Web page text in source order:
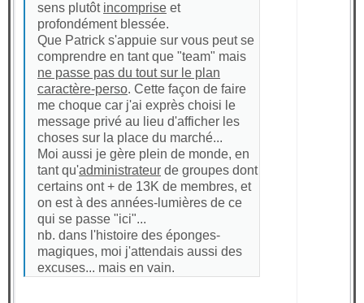
sens plutôt incomprise et
profondément blessée.
Que Patrick s'appuie sur vous peut se
comprendre en tant que "team" mais
ne passe pas du tout sur le plan
caractère-perso. Cette façon de faire
me choque car j'ai exprès choisi le
message privé au lieu d'afficher les
choses sur la place du marché...
Moi aussi je gère plein de monde, en
tant qu'administrateur de groupes dont
certains ont + de 13K de membres, et
on est à des années-lumières de ce
qui se passe "ici"...
nb. dans l'histoire des éponges-
magiques, moi j'attendais aussi des
excuses... mais en vain.